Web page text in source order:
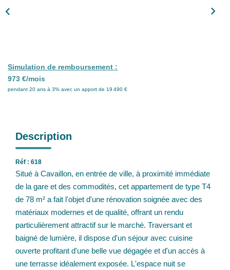
Simulation de remboursement :
973 €/mois
pendant 20 ans à 3% avec un apport de 19 490 €
Description
Réf : 618
Situé à Cavaillon, en entrée de ville, à proximité immédiate
de la gare et des commodités, cet appartement de type T4
de 78 m² a fait l'objet d'une rénovation soignée avec des
matériaux modernes et de qualité, offrant un rendu
particulièrement attractif sur le marché. Traversant et
baigné de lumière, il dispose d'un séjour avec cuisine
ouverte profitant d'une belle vue dégagée et d'un accès à
une terrasse idéalement exposée. L'espace nuit se